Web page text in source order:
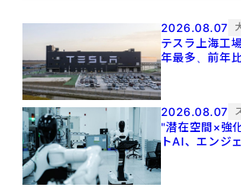
2026.08.07
テスラ上海工
年最多、前年
2026.08.07
"潜在空間×強
トAI、エンジ